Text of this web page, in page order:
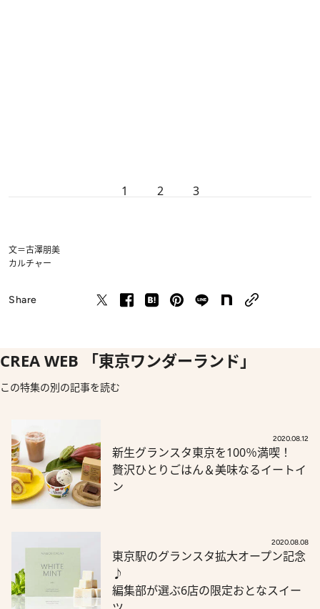
1 2 3
文＝古澤朋美
カルチャー
Share
CREA WEB 「東京ワンダーランド」
この特集の別の記事を読む
2020.08.12
新生グランスタ東京を100％満喫！
贅沢ひとりごはん＆美味なるイートイ
ン
2020.08.08
東京駅のグランスタ拡大オープン記念
♪
編集部が選ぶ6店の限定おとなスイー